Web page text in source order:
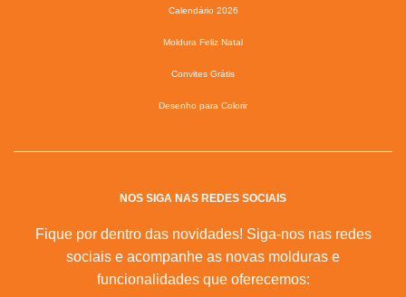
Calendário 2026
Moldura Feliz Natal
Convites Grátis
Desenho para Colorir
NOS SIGA NAS REDES SOCIAIS
Fique por dentro das novidades! Siga-nos nas redes
sociais e acompanhe as novas molduras e
funcionalidades que oferecemos: